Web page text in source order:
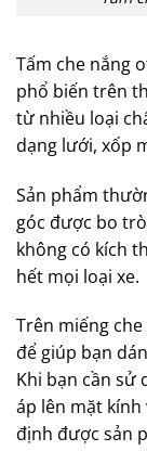
Tấm che nắng
phổ biến trên
từ nhiều loại
dạng lưới, xốp
Sản phẩm
góc được bo
không có kích
hết mọi loại xe.
Trên miếng
để giúp bạn
Khi bạn cần sử
áp lên mặt
định được sản